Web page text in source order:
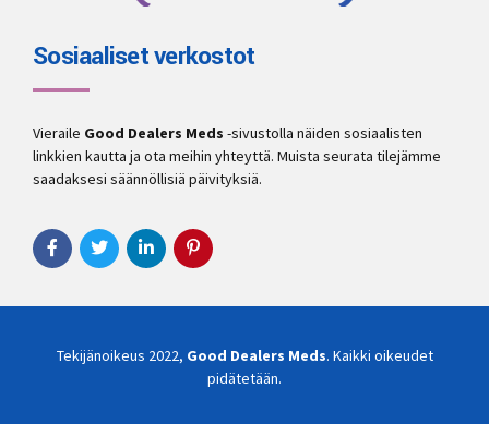
Sosiaaliset verkostot
Vieraile Good Dealers Meds -sivustolla näiden sosiaalisten
linkkien kautta ja ota meihin yhteyttä. Muista seurata tilejämme
saadaksesi säännöllisiä päivityksiä.
Tekijänoikeus 2022, Good Dealers Meds. Kaikki oikeudet
pidätetään.